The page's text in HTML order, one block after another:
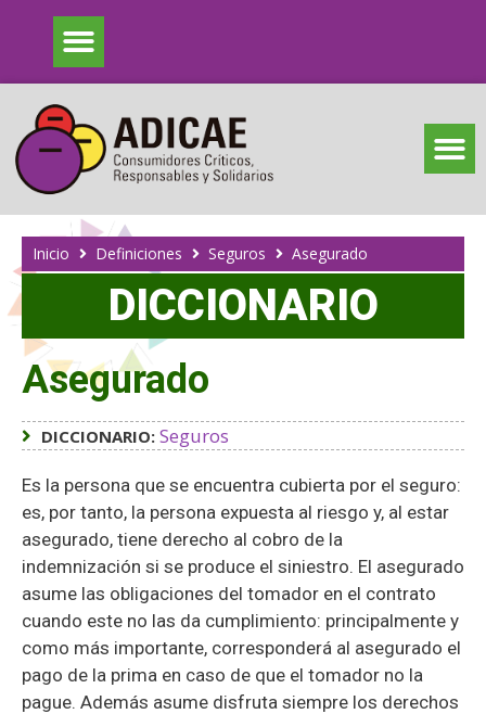
Inicio Definiciones Seguros Asegurado
DICCIONARIO
Asegurado
DICCIONARIO: Seguros
Es la persona que se encuentra cubierta por el seguro:
es, por tanto, la persona expuesta al riesgo y, al estar
asegurado, tiene derecho al cobro de la
indemnización si se produce el siniestro. El asegurado
asume las obligaciones del tomador en el contrato
cuando este no las da cumplimiento: principalmente y
como más importante, corresponderá al asegurado el
pago de la prima en caso de que el tomador no la
pague. Además asume disfruta siempre los derechos